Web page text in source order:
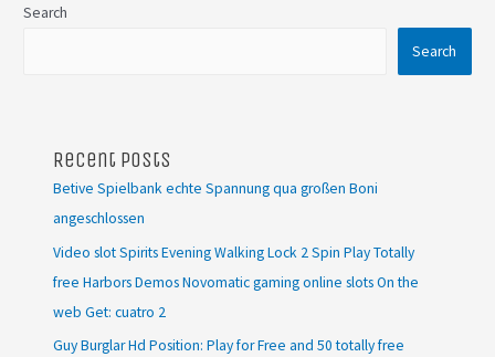
Search
Search
Recent Posts
Betive Spielbank echte Spannung qua großen Boni
angeschlossen
Video slot Spirits Evening Walking Lock 2 Spin Play Totally
free Harbors Demos Novomatic gaming online slots On the
web Get: cuatro 2
Guy Burglar Hd Position: Play for Free and 50 totally free